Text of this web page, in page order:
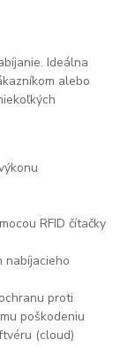
Ideálna
alebo
RFID čítačky
nabíjacieho
proti
poškodeniu
(cloud)